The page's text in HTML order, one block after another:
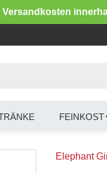
Versandkosten
FEINKOST
Elephant